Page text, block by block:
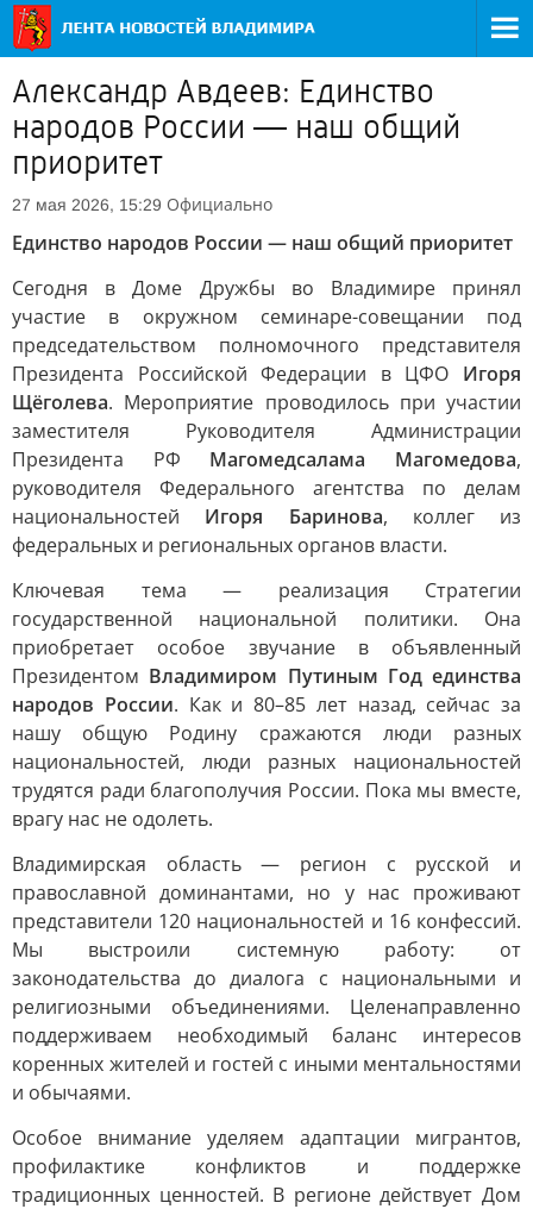
Александр Авдеев: Единство
народов России — наш общий
приоритет
27 мая 2026, 15:29 Официально
Единство народов России — наш общий приоритет
Сегодня в Доме Дружбы во Владимире принял
участие в окружном семинаре-совещании под
председательством полномочного представителя
Президента Российской Федерации в ЦФО Игоря
Щёголева. Мероприятие проводилось при участии
заместителя Руководителя Администрации
Президента РФ Магомедсалама Магомедова,
руководителя Федерального агентства по делам
национальностей Игоря Баринова, коллег из
федеральных и региональных органов власти.
Ключевая тема — реализация Стратегии
государственной национальной политики. Она
приобретает особое звучание в объявленный
Президентом Владимиром Путиным Год единства
народов России. Как и 80–85 лет назад, сейчас за
нашу общую Родину сражаются люди разных
национальностей, люди разных национальностей
трудятся ради благополучия России. Пока мы вместе,
врагу нас не одолеть.
Владимирская область — регион с русской и
православной доминантами, но у нас проживают
представители 120 национальностей и 16 конфессий.
Мы выстроили системную работу: от
законодательства до диалога с национальными и
религиозными объединениями. Целенаправленно
поддерживаем необходимый баланс интересов
коренных жителей и гостей с иными ментальностями
и обычаями.
Особое внимание уделяем адаптации мигрантов,
профилактике конфликтов и поддержке
традиционных ценностей. В регионе действует Дом